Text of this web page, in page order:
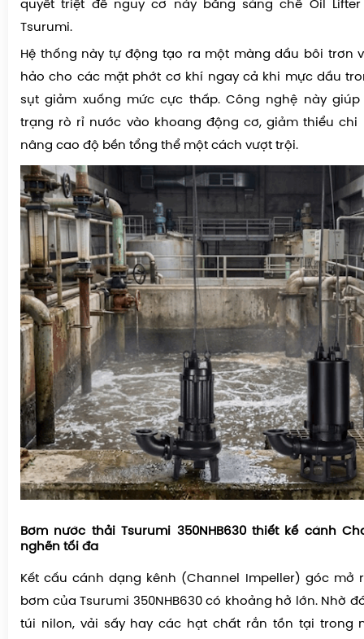
quyết triệt để nguy cơ này bằng sáng chế Oil
Tsurumi.
Hệ thống này tự động tạo ra một màng dầu bôi trơn
hảo cho các mặt phớt cơ khí ngay cả khi mực dầu
sụt giảm xuống mức cực thấp. Công nghệ này
trạng rò rỉ nước vào khoang động cơ, giảm thiểu chi
nâng cao độ bền tổng thể một cách vượt trội.
Bơm nước thải Tsurumi 350NHB630 thiết kế cánh
nghẽn tối đa
Kết cấu cánh dạng kênh (Channel Impeller) góc mở
bơm của Tsurumi 350NHB630 có khoảng hở lớn. Nhờ
túi nilon, vải sấy hay các hạt chất rắn tồn tại trong